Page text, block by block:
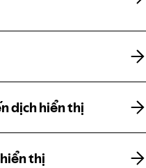
dịch hiển thị
dịch hiển thị
thị
thị